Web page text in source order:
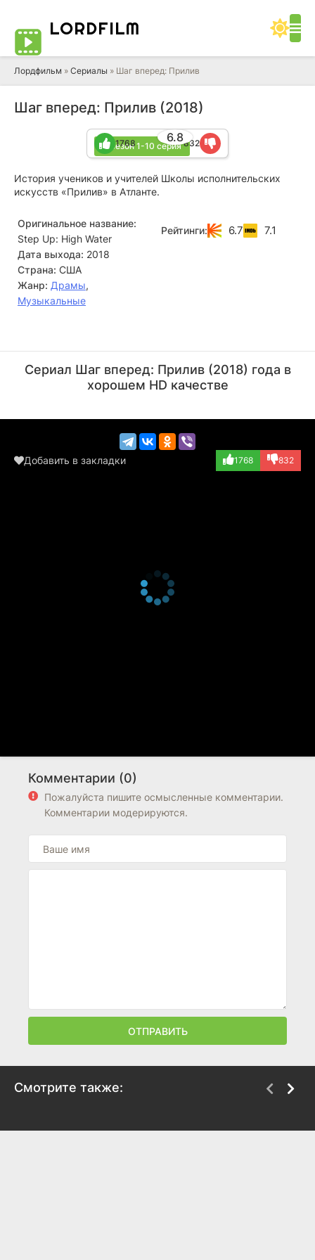
LORDFILM
Лордфильм » Сериалы » Шаг вперед: Прилив
Шаг вперед: Прилив (2018)
3 сезон 1-10 серия
6.8
1768 832
История учеников и учителей Школы исполнительских
искусств «Прилив» в Атланте.
Оригинальное название:
Step Up: High Water
Дата выхода: 2018
Страна: США
Жанр: Драмы,
Музыкальные
Рейтинги: 6.7 7.1
(Judge Hooper)
(Flight Attendan...)
Сериал Шаг вперед: Прилив (2018) года в
хорошем HD качестве
Добавить в закладки 1768 832
Комментарии (0)
Пожалуйста пишите осмысленные комментарии.
Комментарии модерируются.
ОТПРАВИТЬ
Смотрите также: